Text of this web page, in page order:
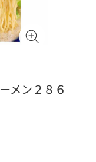
メン２８６